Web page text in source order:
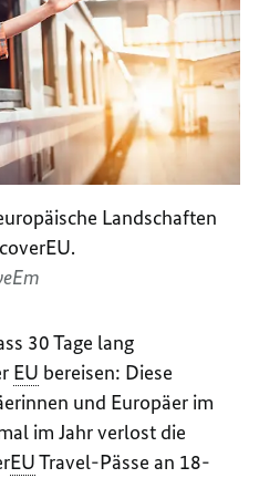
Landschaften
.
30 Tage lang
EU bereisen: Diese
und Europäer im
im Jahr verlost die
EUTravel-Pässe an 18-